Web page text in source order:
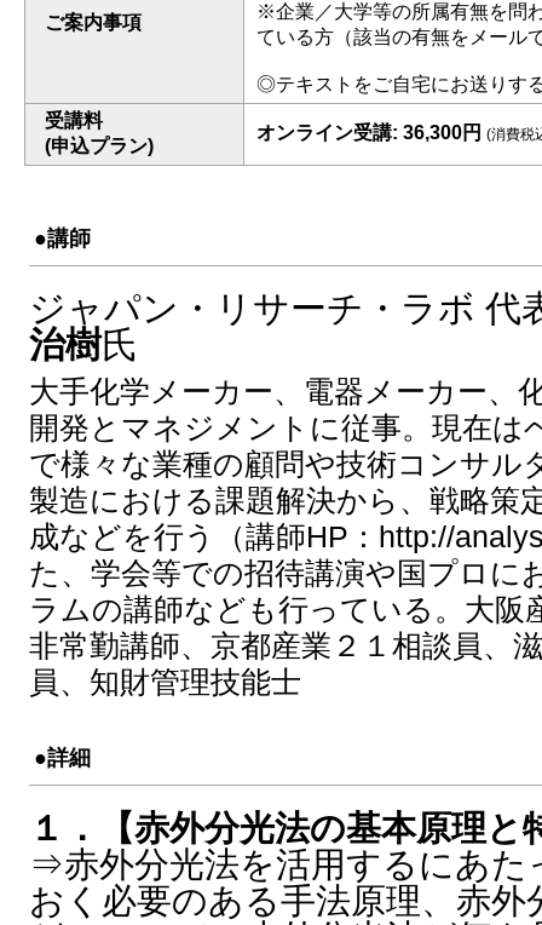
ご案内事項
※企業／大学等の所属有無を問
ている方（該当の有無をメール
◎テキストをご自宅にお送りす
受講料
(申込プラン)
オンライン受講: 36,300円 (消費税
●講師
ジャパン・リサーチ・ラボ
治樹氏
大手化学メーカー、電器メーカー、
開発とマネジメントに従事。現在は
で様々な業種の顧問や技術コンサル
製造における課題解決から、戦略策
成などを行う（講師HP：http://
た、学会等での招待講演や国プロに
ラムの講師なども行っている。大阪
非常勤講師、京都産業２１相談員、
員、知財管理技能士
●詳細
１．【赤外分光法の基本原理と
⇒赤外分光法を活用するにあた
おく必要のある手法原理、赤外